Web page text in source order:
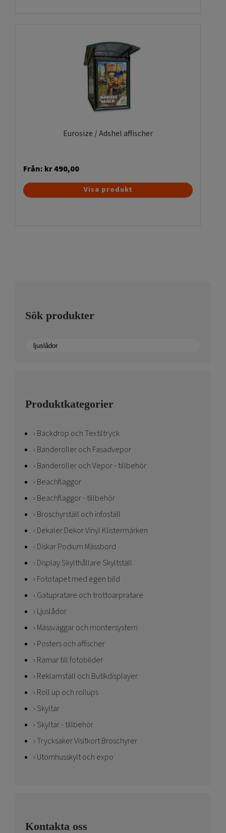
De
olika
alternativen
kan
väljas
på
Eurosize / Adshel affischer
Från: kr490,00
Den
här
Visa produkt
Sök produkter
Produktkategorier
Backdrop och Textiltryck
Banderoller och Fasadvepor
Banderoller och Vepor - tillbehör
Beachflaggor
Beachflaggor - tillbehör
Broschyrställ och infoställ
Dekaler Dekor Vinyl Klistermärken
Diskar Podium Mässbord
Display Skylthållare Skyltställ
Fototapet med egen bild
Gatupratare och trottoarpratare
Ljuslådor
Mässväggar och montersystem
Posters och affischer
Ramar till fotobilder
Reklamställ och Butikdisplayer
Roll up och rollups
Skyltar
Skyltar - tillbehör
Trycksaker Visitkort Broschyrer
Utomhusskylt och expo
Kontakta oss